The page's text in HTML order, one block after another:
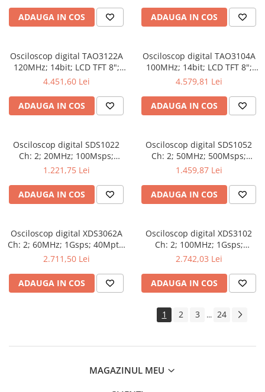
ADAUGA IN COS ADAUGA IN COS
Osciloscop digital TAO3122A
120MHz; 14bit; LCD TFT 8";
Ch: 2; 1Gsps; 40Mpts integrat
4.451,60 Lei
ADAUGA IN COS
Osciloscop digital TAO3104A
100MHz; 14bit; LCD TFT 8";
Ch: 4; 1Gsps; 40Mpts care
4.579,81 Lei
ADAUGA IN COS
Osciloscop digital SDS1022
Ch: 2; 20MHz; 100Msps;
10kpts; LCD 7"S; 15W care
avansat
1.221,75 Lei
ADAUGA IN COS
Osciloscop digital SDS1052
Ch: 2; 50MHz; 500Msps;
10kpts; LCD 7"S; ≤7ns avand
1.459,87 Lei
ADAUGA IN COS
Osciloscop digital XDS3062A
Ch: 2; 60MHz; 1Gsps; 40Mpts;
LCD TFT 8"; XDS care ofera
2.711,50 Lei
ADAUGA IN COS
Osciloscop digital XDS3102
Ch: 2; 100MHz; 1Gsps;
40Mpts; LCD TFT 8"; XDS ce
2.742,03 Lei
ADAUGA IN COS
1 2 3 ... 24
MAGAZINUL MEU